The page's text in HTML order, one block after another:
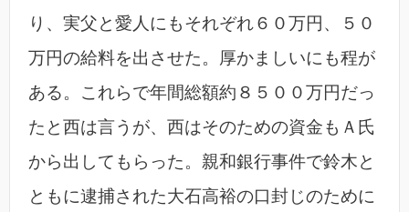
り、実父と愛人にもそれぞれ６０万円、５０
万円の給料を出させた。厚かましいにも程が
ある。これらで年間総額約８５００万円だっ
たと西は言うが、西はそのための資金もＡ氏
から出してもらった。親和銀行事件で鈴木と
ともに逮捕された大石高裕の口封じのために